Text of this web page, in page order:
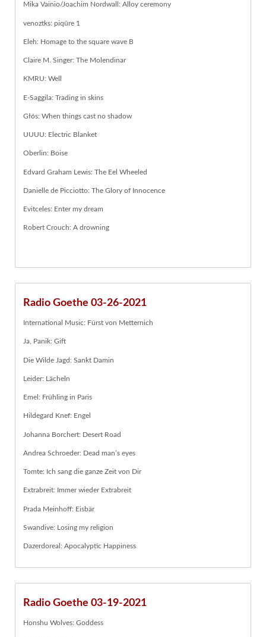
Mika Vainio/Joachim Nordwall: Alloy ceremony
venoztks: piqûre 1
Eleh: Homage to the square wave B
Claire M. Singer: The Molendinar
KMRU: Well
E-Saggila: Trading in skins
Głós: When things cast no shadow
UUUU: Electric Blanket
Oberlin: Boise
Edvard Graham Lewis: The Eel Wheeled
Danielle de Picciotto: The Glory of Innocence
Evitceles: Enter my dream
Robert Crouch: A drowning
Radio Goethe 03-26-2021
International Music: Fürst von Metternich
Ja, Panik: Gift
Die Wilde Jagd: Sankt Damin
Leider: Lächeln
Emel: Frühling in Paris
Hildegard Knef: Engel
Johanna Borchert: Desert Road
Andrea Schroeder: Dead man’s eyes
Tomte: Ich sang die ganze Zeit von Dir
Extrabreit: Immer wieder Extrabreit
Prada Meinhoff: Eisbär
Swandive: Losing my religion
Dazerdoreal: Apocalyptic Happiness
Radio Goethe 03-19-2021
Honshu Wolves: Goddess